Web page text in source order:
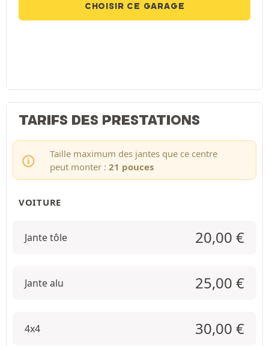
CHOISIR CE GARAGE
TARIFS DES PRESTATIONS
Taille maximum des jantes que ce centre
peut monter : 21 pouces
VOITURE
Jante tôle 20,00 €
Jante alu 25,00 €
4x4 30,00 €